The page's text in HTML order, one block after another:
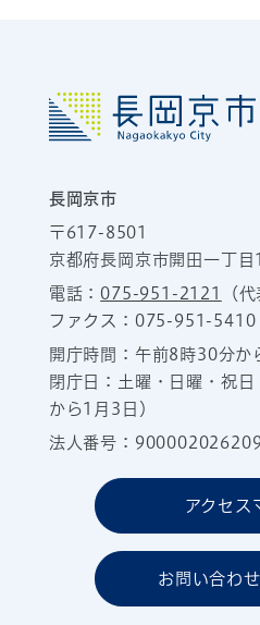
長岡京市
〒617-8501
京都府長岡京市開田一丁
電話：075-951-2121
（
ファクス：075-951-5410
開庁時間：午前8時30分
閉庁日：土曜・日曜・祝
から1月3日）
法人番号：
アクセス
お問い合わ